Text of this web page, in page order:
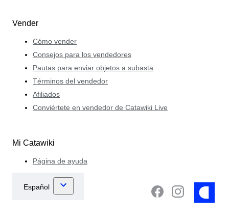
Vender
Cómo vender
Consejos para los vendedores
Pautas para enviar objetos a subasta
Términos del vendedor
Afiliados
Conviértete en vendedor de Catawiki Live
Mi Catawiki
Página de ayuda